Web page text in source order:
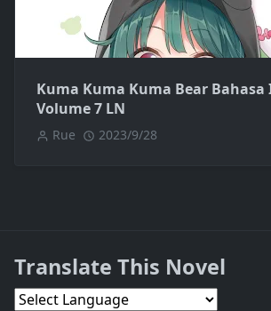
Kuma Kuma Kuma Bear Bahasa
Volume 7 LN
Rue 2023/9/28
Translate This Novel